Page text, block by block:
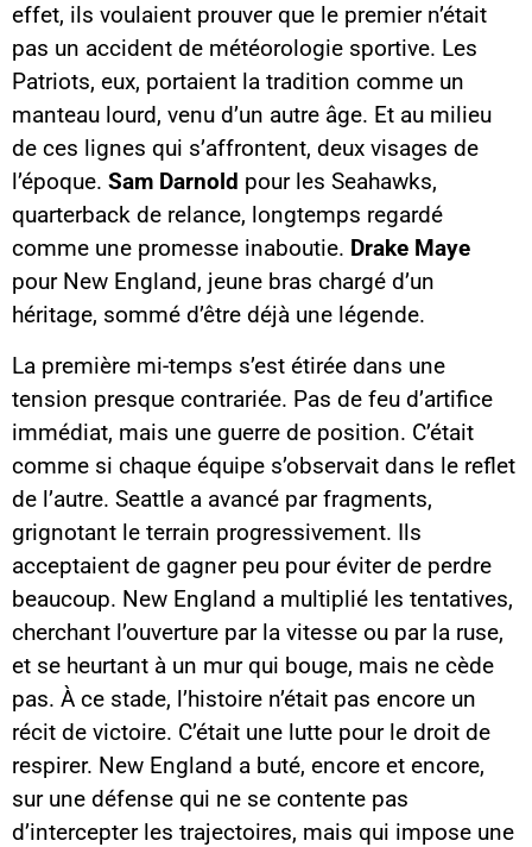
effet, ils voulaient prouver que le premier n’était
pas un accident de météorologie sportive. Les
Patriots, eux, portaient la tradition comme un
manteau lourd, venu d’un autre âge. Et au milieu
de ces lignes qui s’affrontent, deux visages de
l’époque. Sam Darnold pour les Seahawks,
quarterback de relance, longtemps regardé
comme une promesse inaboutie. Drake Maye
pour New England, jeune bras chargé d’un
héritage, sommé d’être déjà une légende.
La première mi-temps s’est étirée dans une
tension presque contrariée. Pas de feu d’artifice
immédiat, mais une guerre de position. C’était
comme si chaque équipe s’observait dans le reflet
de l’autre. Seattle a avancé par fragments,
grignotant le terrain progressivement. Ils
acceptaient de gagner peu pour éviter de perdre
beaucoup. New England a multiplié les tentatives,
cherchant l’ouverture par la vitesse ou par la ruse,
et se heurtant à un mur qui bouge, mais ne cède
pas. À ce stade, l’histoire n’était pas encore un
récit de victoire. C’était une lutte pour le droit de
respirer. New England a buté, encore et encore,
sur une défense qui ne se contente pas
d’intercepter les trajectoires, mais qui impose une